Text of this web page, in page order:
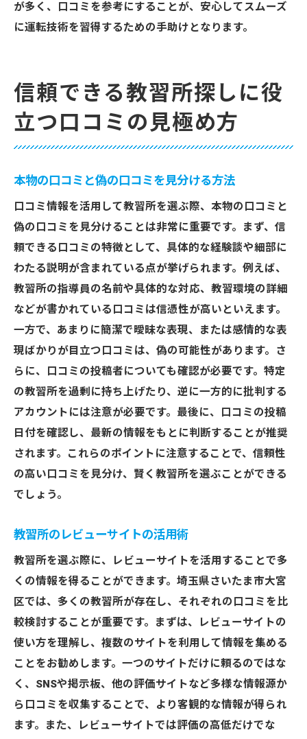
が多く、口コミを参考にすることが、安心してスムーズ
に運転技術を習得するための手助けとなります。
信頼できる教習所探しに役
立つ口コミの見極め方
本物の口コミと偽の口コミを見分ける方法
口コミ情報を活用して教習所を選ぶ際、本物の口コミと
偽の口コミを見分けることは非常に重要です。まず、信
頼できる口コミの特徴として、具体的な経験談や細部に
わたる説明が含まれている点が挙げられます。例えば、
教習所の指導員の名前や具体的な対応、教習環境の詳細
などが書かれている口コミは信憑性が高いといえます。
一方で、あまりに簡潔で曖昧な表現、または感情的な表
現ばかりが目立つ口コミは、偽の可能性があります。さ
らに、口コミの投稿者についても確認が必要です。特定
の教習所を過剰に持ち上げたり、逆に一方的に批判する
アカウントには注意が必要です。最後に、口コミの投稿
日付を確認し、最新の情報をもとに判断することが推奨
されます。これらのポイントに注意することで、信頼性
の高い口コミを見分け、賢く教習所を選ぶことができる
でしょう。
教習所のレビューサイトの活用術
教習所を選ぶ際に、レビューサイトを活用することで多
くの情報を得ることができます。埼玉県さいたま市大宮
区では、多くの教習所が存在し、それぞれの口コミを比
較検討することが重要です。まずは、レビューサイトの
使い方を理解し、複数のサイトを利用して情報を集める
ことをお勧めします。一つのサイトだけに頼るのではな
く、SNSや掲示板、他の評価サイトなど多様な情報源か
ら口コミを収集することで、より客観的な情報が得られ
ます。また、レビューサイトでは評価の高低だけでな